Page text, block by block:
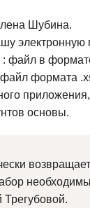
Шубина.
электронную
: файл в
формата
приложения,
основы.